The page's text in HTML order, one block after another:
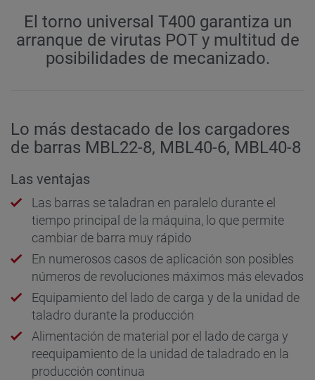
El torno universal T400 garantiza un
arranque de virutas POT y multitud de
posibilidades de mecanizado.
Lo más destacado de los cargadores
de barras MBL22-8, MBL40-6, MBL40-8
Las ventajas
Las barras se taladran en paralelo durante el
tiempo principal de la máquina, lo que permite
cambiar de barra muy rápido
En numerosos casos de aplicación son posibles
números de revoluciones máximos más elevados
Equipamiento del lado de carga y de la unidad de
taladro durante la producción
Alimentación de material por el lado de carga y
reequipamiento de la unidad de taladrado en la
producción continua